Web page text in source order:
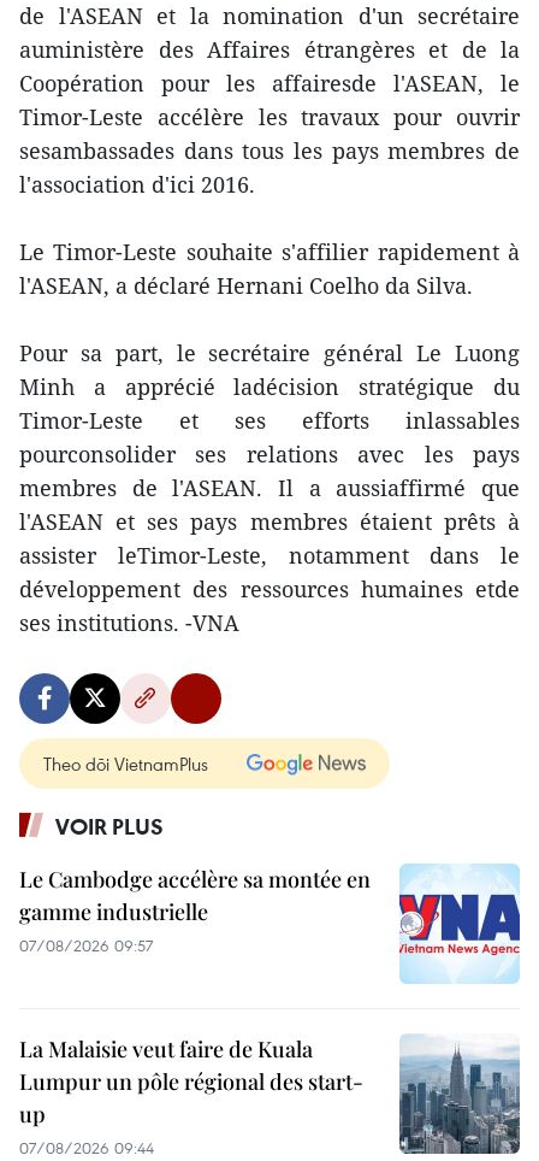
de l'ASEAN et la nomination d'un secrétaire
auministère des Affaires étrangères et de la
Coopération pour les affairesde l'ASEAN, le
Timor-Leste accélère les travaux pour ouvrir
sesambassades dans tous les pays membres de
l'association d'ici 2016.
Le Timor-Leste souhaite s'affilier rapidement à
l'ASEAN, a déclaré Hernani Coelho da Silva.
Pour sa part, le secrétaire général Le Luong
Minh a apprécié ladécision stratégique du
Timor-Leste et ses efforts inlassables
pourconsolider ses relations avec les pays
membres de l'ASEAN. Il a aussiaffirmé que
l'ASEAN et ses pays membres étaient prêts à
assister leTimor-Leste, notamment dans le
développement des ressources humaines etde
ses institutions. -VNA
Theo dõi VietnamPlus
VOIR PLUS
Le Cambodge accélère sa montée en
gamme industrielle
07/08/2026 09:57
La Malaisie veut faire de Kuala
Lumpur un pôle régional des start-
up
07/08/2026 09:44